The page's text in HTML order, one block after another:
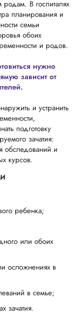
В госпиталях
планирования и
семьи
обоих
и родов.
нужно
зависит от
и устранить
подготовку
зачатия:
обследований и
курсов.
ребенка;
или обоих
осложнениях в
в семье;
зачатия.